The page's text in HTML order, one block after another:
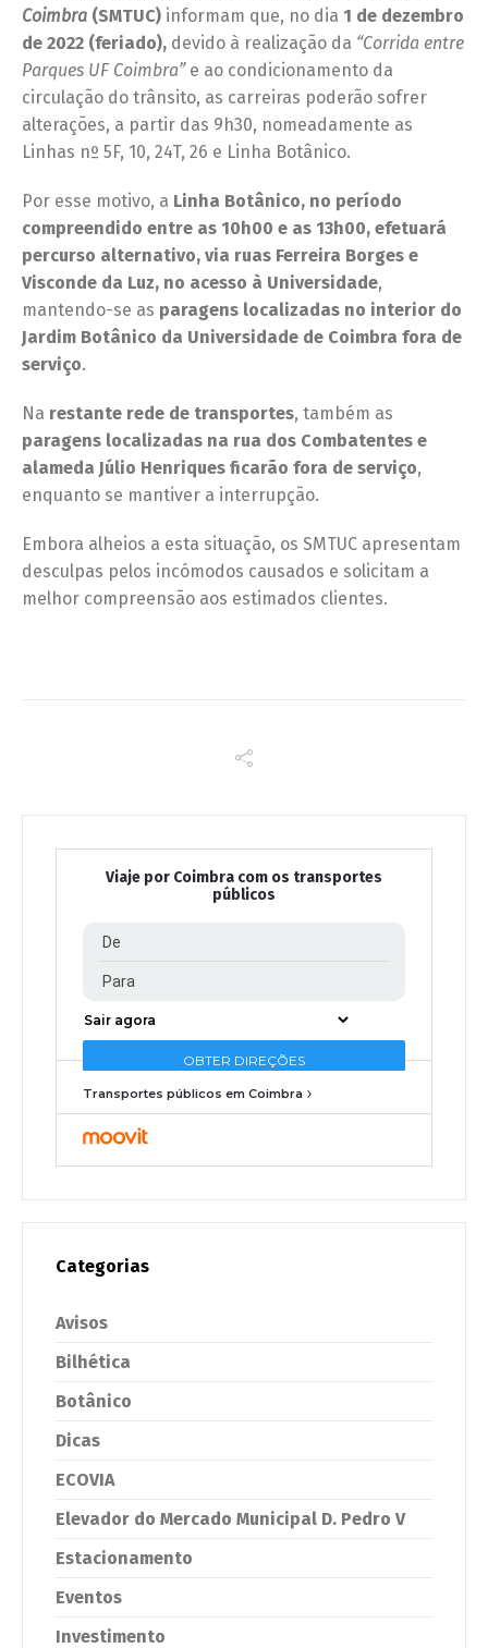
Coimbra (SMTUC) informam que, no dia 1 de dezembro
de 2022 (feriado), devido à realização da “Corrida entre
Parques UF Coimbra”e ao condicionamento da
circulação do trânsito, as carreiras poderão sofrer
alterações, a partir das 9h30, nomeadamente as
Linhas nº 5F, 10, 24T, 26 e Linha Botânico.
Por esse motivo, a Linha Botânico, no período
compreendido entre as 10h00 e as 13h00, efetuará
percurso alternativo, via ruas Ferreira Borges e
Visconde da Luz, no acesso à Universidade,
mantendo-se as paragens localizadas no interior do
Jardim Botânico da Universidade de Coimbra fora de
serviço.
Na restante rede de transportes, também as
paragens localizadas na rua dos Combatentes e
alameda Júlio Henriques ficarão fora de serviço,
enquanto se mantiver a interrupção.
Embora alheios a esta situação, os SMTUC apresentam
desculpas pelos incómodos causados e solicitam a
melhor compreensão aos estimados clientes.
Viaje por Coimbra com os transportes
públicos
Transportes públicos em Coimbra
Categorias
Avisos
Bilhética
Botânico
Dicas
ECOVIA
Elevador do Mercado Municipal D. Pedro V
Estacionamento
Eventos
Investimento